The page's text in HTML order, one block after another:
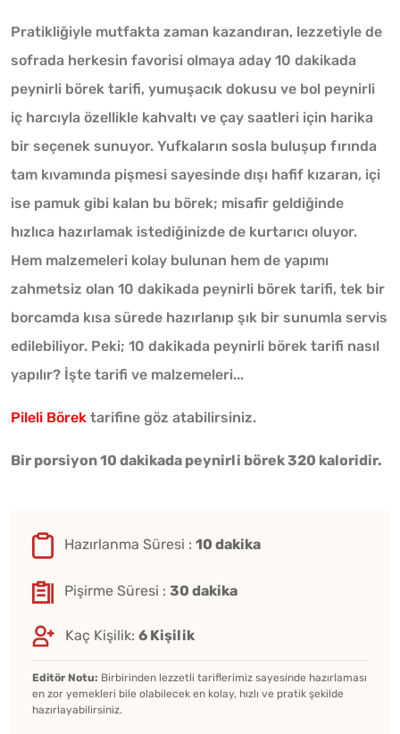
Pratikliğiyle mutfakta zaman kazandıran, lezzetiyle de
sofrada herkesin favorisi olmaya aday 10 dakikada
peynirli börek tarifi, yumuşacık dokusu ve bol peynirli
iç harcıyla özellikle kahvaltı ve çay saatleri için harika
bir seçenek sunuyor. Yufkaların sosla buluşup fırında
tam kıvamında pişmesi sayesinde dışı hafif kızaran, içi
ise pamuk gibi kalan bu börek; misafir geldiğinde
hızlıca hazırlamak istediğinizde de kurtarıcı oluyor.
Hem malzemeleri kolay bulunan hem de yapımı
zahmetsiz olan 10 dakikada peynirli börek tarifi, tek bir
borcamda kısa sürede hazırlanıp şık bir sunumla servis
edilebiliyor. Peki; 10 dakikada peynirli börek tarifi nasıl
yapılır? İşte tarifi ve malzemeleri...
Pileli Börek tarifine göz atabilirsiniz.
Bir porsiyon 10 dakikada peynirli börek 320 kaloridir.
Hazırlanma Süresi : 10 dakika
Pişirme Süresi : 30 dakika
Kaç Kişilik: 6 Kişilik
Editör Notu: Birbirinden lezzetli tariflerimiz sayesinde hazırlaması
en zor yemekleri bile olabilecek en kolay, hızlı ve pratik şekilde
hazırlayabilirsiniz.